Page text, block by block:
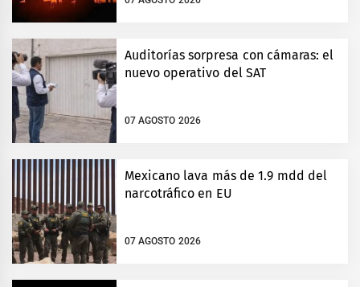
Auditorías sorpresa con cámaras: el
nuevo operativo del SAT
07 AGOSTO 2026
Mexicano lava más de 1.9 mdd del
narcotráfico en EU
07 AGOSTO 2026